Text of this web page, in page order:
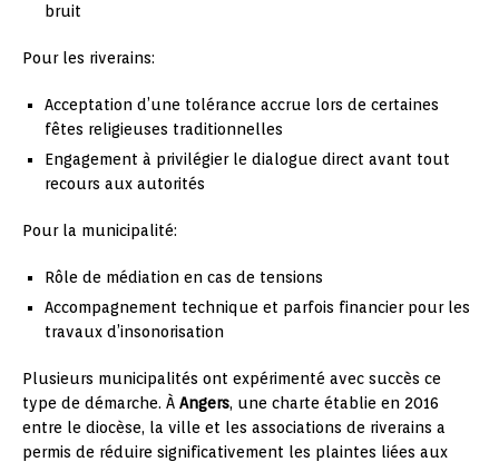
bruit
Pour les riverains:
Acceptation d’une tolérance accrue lors de certaines
fêtes religieuses traditionnelles
Engagement à privilégier le dialogue direct avant tout
recours aux autorités
Pour la municipalité:
Rôle de médiation en cas de tensions
Accompagnement technique et parfois financier pour les
travaux d’insonorisation
Plusieurs municipalités ont expérimenté avec succès ce
type de démarche. À Angers, une charte établie en 2016
entre le diocèse, la ville et les associations de riverains a
permis de réduire significativement les plaintes liées aux